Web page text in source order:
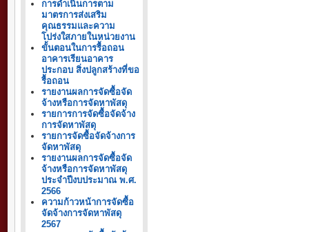
การดำเนินการตาม
มาตรการส่งเสริม
คุณธรรมและความ
โปร่งใสภายในหน่วยงาน
ขั้นตอนในการรื้อถอน
อาคารเรียนอาคาร
ประกอบ สิ่งปลูกสร้างที่ขอ
รื้อถอน
รายงานผลการจัดซื้อจัด
จ้างหรือการจัดหาพัสดุ
รายการการจัดซื้อจัดจ้าง
การจัดหาพัสดุ
รายการจัดซื้อจัดจ้างการ
จัดหาพัสดุ
รายงานผลการจัดซื้อจัด
จ้างหรือการจัดหาพัสดุ
ประจำปีงบประมาณ พ.ศ.
2566
ความก้าวหน้าการจัดซื้อ
จัดจ้างการจัดหาพัสดุ
2567